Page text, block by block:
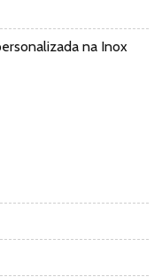
na Inox